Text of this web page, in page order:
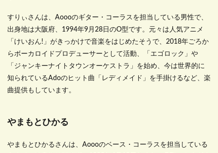
すりぃさんは、Aoooのギター・コーラスを担当している男性で、
出身地は大阪府、1994年9月28日のO型です。元々は人気アニメ
「けいおん!」がきっかけで音楽をはじめたそうで、2018年ごろか
らボーカロイドプロデューサーとして活動、「エゴロック」や
「ジャンキーナイトタウンオーケストラ」を始め、今は世界的に
知られているAdoのヒット曲「レディメイド」を手掛けるなど、楽
曲提供もしています。
やまもとひかる
やまもとひかるさんは、Aoooのベース・コーラスを担当している